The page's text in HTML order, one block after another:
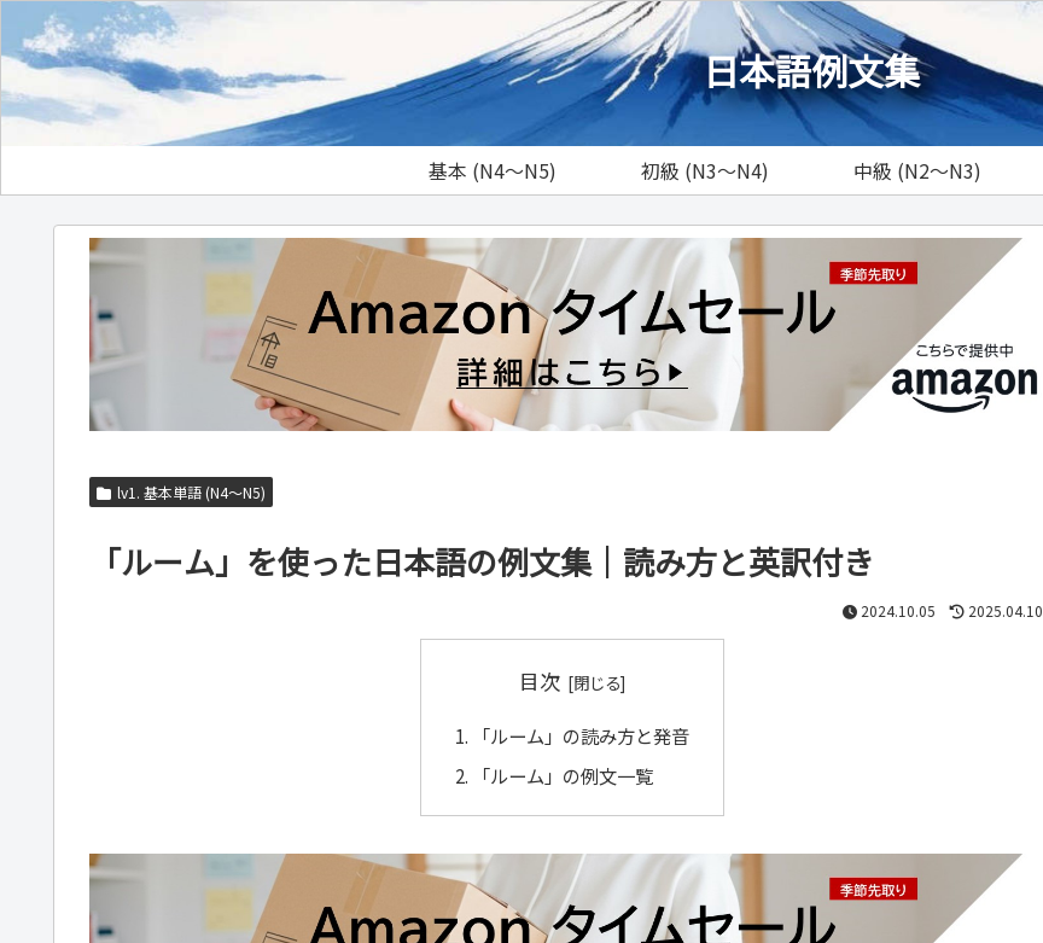
日本語例文集
基本 (N4～N5) 初級 (N3～N4) 中級 (N2～N3)
lv1. 基本単語 (N4～N5)
「ルーム」を使った日本語の例文集｜読み方と英訳付き
2024.10.05 2025.04.10
目次
「ルーム」の読み方と発音
「ルーム」の例文一覧